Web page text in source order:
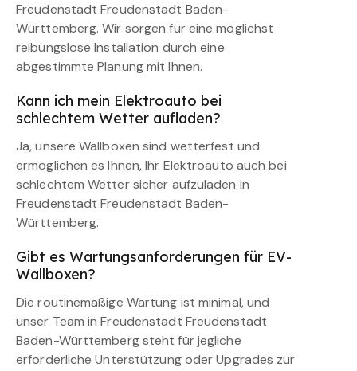
Freudenstadt Freudenstadt Baden-
Württemberg. Wir sorgen für eine möglichst
reibungslose Installation durch eine
abgestimmte Planung mit Ihnen.
Kann ich mein Elektroauto bei
schlechtem Wetter aufladen?
Ja, unsere Wallboxen sind wetterfest und
ermöglichen es Ihnen, Ihr Elektroauto auch bei
schlechtem Wetter sicher aufzuladen in
Freudenstadt Freudenstadt Baden-
Württemberg.
Gibt es Wartungsanforderungen für EV-
Wallboxen?
Die routinemäßige Wartung ist minimal, und
unser Team in Freudenstadt Freudenstadt
Baden-Württemberg steht für jegliche
erforderliche Unterstützung oder Upgrades zur